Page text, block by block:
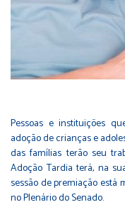
Pessoas e instituições
adoção de crianças e
das famílias terão seu
Adoção Tardia terá, na
sessão de premiação está
no Plenário do Senado.